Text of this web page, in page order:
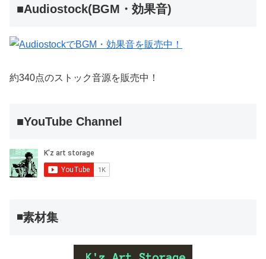
■Audiostock(BGM・効果音)
約340点のストック音源を販売中！
■YouTube Channel
◾️素材集